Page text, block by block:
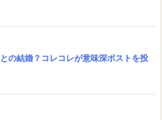
の結婚？コレコレが意味深ポストを投